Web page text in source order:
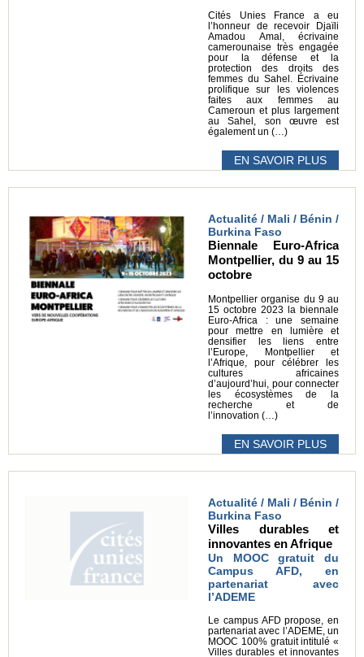
Cités Unies France a eu
l’honneur de recevoir Djaïli
Amadou Amal, écrivaine
camerounaise très engagée
pour la défense et la
protection des droits des
femmes du Sahel. Écrivaine
prolifique sur les violences
faites aux femmes au
Cameroun et plus largement
au Sahel, son œuvre est
également un (…)
EN SAVOIR PLUS
Actualité / Mali / Bénin /
Burkina Faso
Biennale Euro-Africa
Montpellier, du 9 au 15
octobre
Montpellier organise du 9 au
15 octobre 2023 la biennale
Euro-Africa : une semaine
pour mettre en lumière et
densifier les liens entre
l’Europe, Montpellier et
l’Afrique, pour célébrer les
cultures africaines
d’aujourd’hui, pour connecter
les écosystèmes de la
recherche et de
l’innovation (…)
EN SAVOIR PLUS
Actualité / Mali / Bénin /
Burkina Faso
Villes durables et
innovantes en Afrique
Un MOOC gratuit du
Campus AFD, en
partenariat avec
l’ADEME
Le campus AFD propose, en
partenariat avec l’ADEME, un
MOOC 100% gratuit intitulé «
Villes durables et innovantes